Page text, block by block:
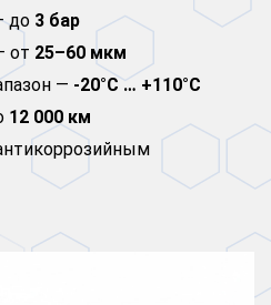
до 3 бар
от 25–60 мкм
— -20°C … +110°C
12 000 км